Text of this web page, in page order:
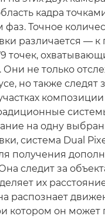
кадра
Точное
различается — к
точек,
Они не только
но также следят
на одну
система Dual
получения
следит за
их
распознает
котором он может